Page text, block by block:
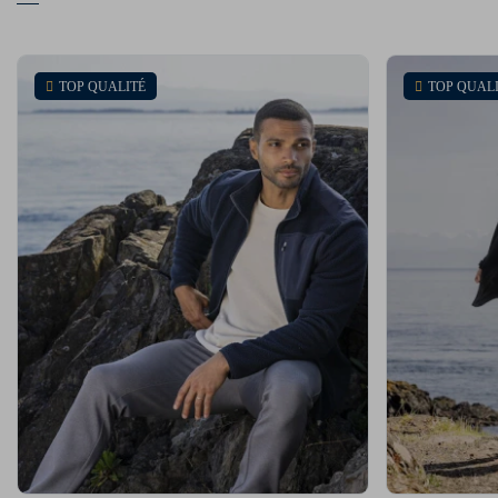
TOP QUALITÉ TOP